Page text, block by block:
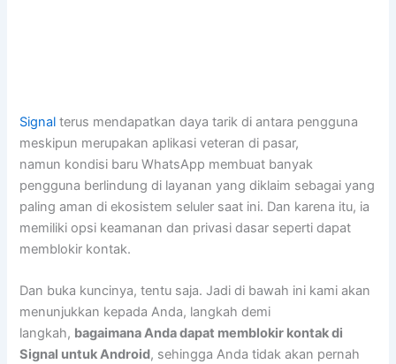
Signal terus mendapatkan daya tarik di antara pengguna
meskipun merupakan aplikasi veteran di pasar,
namun kondisi baru WhatsApp membuat banyak
pengguna berlindung di layanan yang diklaim sebagai yang
paling aman di ekosistem seluler saat ini. Dan karena itu, ia
memiliki opsi keamanan dan privasi dasar seperti dapat
memblokir kontak.
Dan buka kuncinya, tentu saja. Jadi di bawah ini kami akan
menunjukkan kepada Anda, langkah demi
langkah, bagaimana Anda dapat memblokir kontak di
Signal untuk Android, sehingga Anda tidak akan pernah